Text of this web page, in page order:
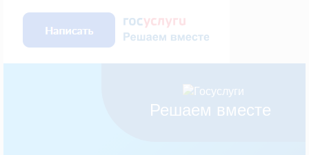
Решаем вместе